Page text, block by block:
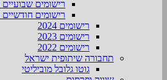
רישומים שבועיים 2025
רישומים חודשיים 2025
רישומים 2024
רישומים 2023
רישומים 2022
תחבורה שיתופית ישראל
גוטו גלובל מוביליטי